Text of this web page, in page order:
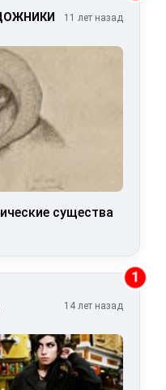
11 лет назад
существа
1
14 лет назад